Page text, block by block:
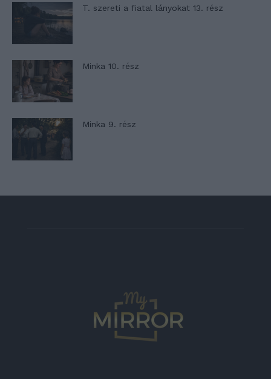
T. szereti a fiatal lányokat 13. rész
Minka 10. rész
Minka 9. rész